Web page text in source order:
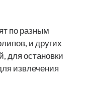
по разным
и других
для остановки
извлечения